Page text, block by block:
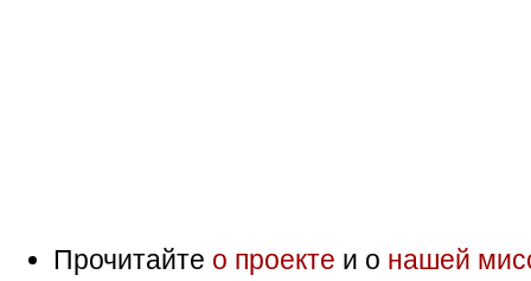
Прочитайте о проекте и о нашей